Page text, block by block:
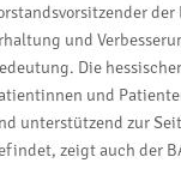
der
und
Die
und
unterstützend zur
zeigt auch der